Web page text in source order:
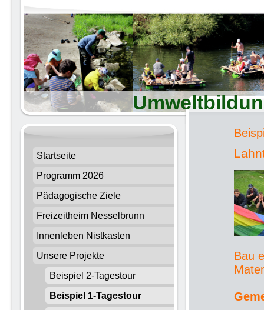
Bau
Startseite
Programm 2026
Pädagogische Ziele
Freizeitheim Nesselbrunn
Innenleben Nistkasten
Unsere Projekte
Beispiel 2-Tagestour
Beispiel 1-Tagestour